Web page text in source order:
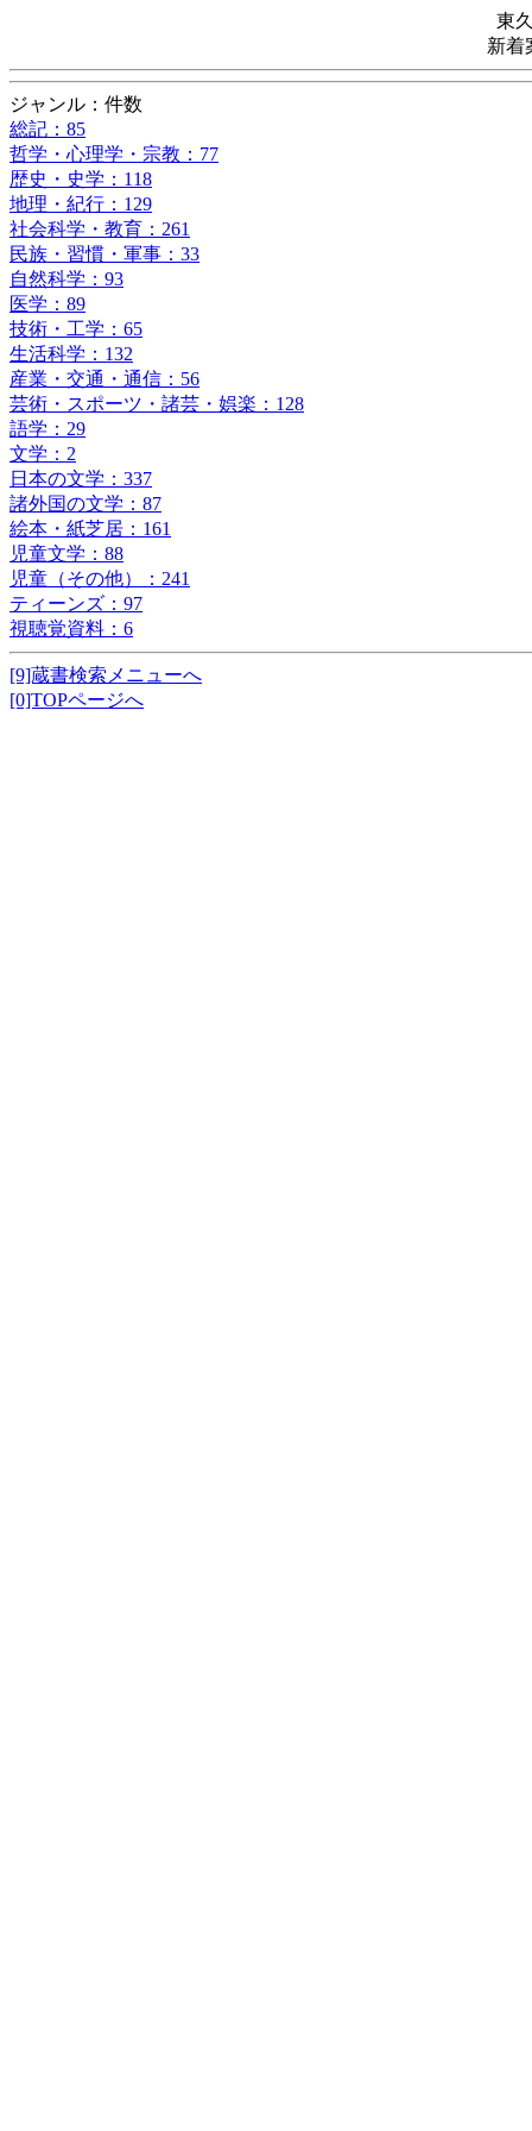
東
新着
ジャンル：件数
総記：85
哲学・心理学・宗教：77
歴史・史学：118
地理・紀行：129
社会科学・教育：261
民族・習慣・軍事：33
自然科学：93
医学：89
技術・工学：65
生活科学：132
産業・交通・通信：56
芸術・スポーツ・諸芸・娯楽：128
語学：29
文学：2
日本の文学：337
諸外国の文学：87
絵本・紙芝居：161
児童文学：88
児童（その他）：241
ティーンズ：97
視聴覚資料：6
[9]蔵書検索メニューへ
[0]TOPページへ